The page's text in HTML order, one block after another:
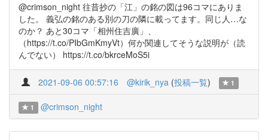
@crimson_night 往昔抄の「江」の銘の図は96コマにありま
した。 義弘の銘のある別の刀の隣に載ってます。同じ人…な
のか？ あと30コマ「相州住吉廣」、
（https://t.co/PIbGmKmyVt）何か関連してそうな説明が（読
んでない） https://t.co/bkrceMoS5i
2021-09-06 00:57:16 @kirik_nya (投稿一覧) 1
1 @crimson_night